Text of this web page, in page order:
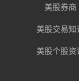
美股券商
美股交易知
美股个股资